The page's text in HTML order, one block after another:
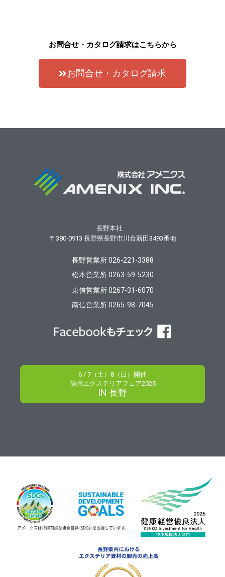
お問合せ・カタログ請求はこちらから
お問合せ・カタログ請求
長野本社
〒380-0913 長野県長野市川合新田3493番地
長野営業所 026-221-3388
松本営業所 0263-59-5230
東信営業所 0267-31-6070
南信営業所 0265-98-7045
6 / 7（土）8（日）開催
信州エクステリアフェア2025
IN 長野